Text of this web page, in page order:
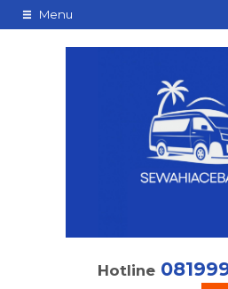
Menu
Hotline